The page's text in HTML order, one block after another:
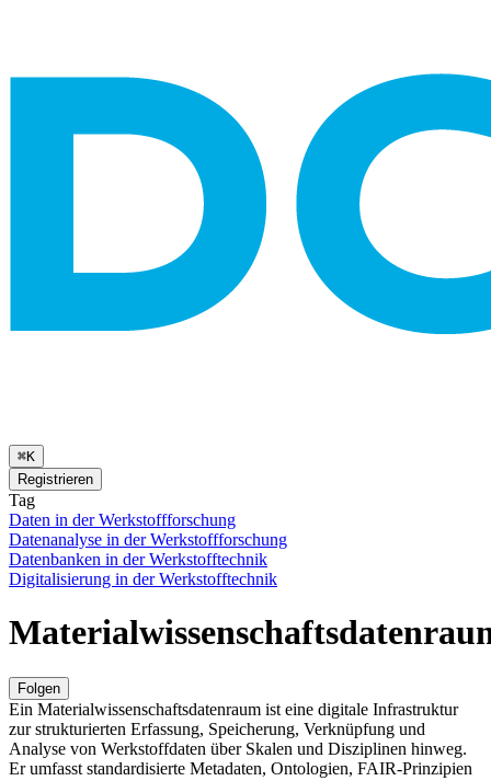
⌘K
Registrieren
Tag
Daten in der Werkstoffforschung
Datenanalyse in der Werkstoffforschung
Datenbanken in der Werkstofftechnik
Digitalisierung in der Werkstofftechnik
Folgen
Ein Materialwissenschaftsdatenraum ist eine digitale Infrastruktur
zur strukturierten Erfassung, Speicherung, Verknüpfung und
Analyse von Werkstoffdaten über Skalen und Disziplinen hinweg.
Er umfasst standardisierte Metadaten, Ontologien, FAIR-Prinzipien